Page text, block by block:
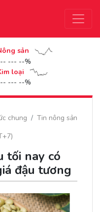
sản
--- --%
loại
--- --%
chung
Tin nông sản
tối nay có
đậu tương